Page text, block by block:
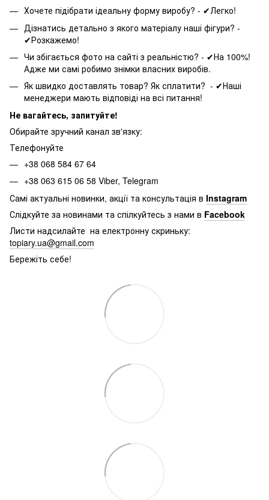
Хочете підібрати ідеальну форму виробу? - ✔Легко!
Дізнатись детально з якого матеріалу наші фігури? -
✔Розкажемо!
Чи збігається фото на сайті з реальністю? - ✔На 100%!
Адже ми самі робимо знімки власних виробів.
Як швидко доставлять товар? Як сплатити? - ✔Наші
менеджери мають відповіді на всі питання!
Не вагайтесь, запитуйте!
Обирайте зручний канал зв'язку:
Телефонуйте
+38 068 584 67 64
+38 063 615 06 58 Viber, Telegram
Самі актуальні новинки, акції та консультація в Instagram
Слідкуйте за новинами та спілкуйтесь з нами в Facebook
Листи надсилайте на електронну скриньку:
topiary.ua@gmail.com
Бережіть себе!